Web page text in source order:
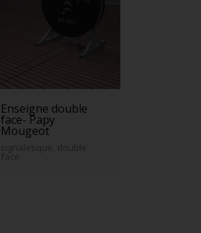
Enseigne double
face- Papy
Mougeot
signaletique, double
face